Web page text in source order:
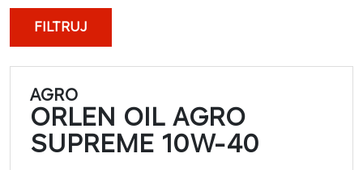
FILTRUJ
AGRO
ORLEN OIL AGRO
SUPREME 10W-40